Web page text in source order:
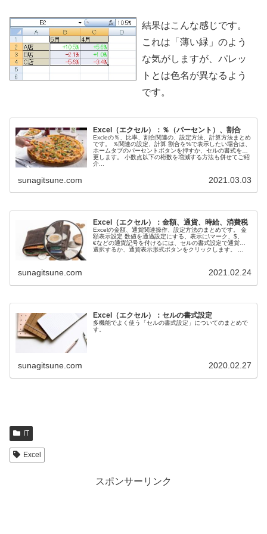
結果はこんな感じです。
これは「薄い緑」のよう
な気がしますが、パレッ
トとは色名が異なるよう
です。
Excel（エクセル）：％（パーセント）、割合
Excleの％、比率、割合関連の、設定方法、計算方法まとめ
です。 ％関連の設定、計算 割合を%で表示したい場合は、
ホームタブのパーセントボタンを押すか、セルの書式を変
更します。 小数点以下の桁数を増減する方法も併せてご紹
介...
sunagitsune.com 2021.03.03
Excel（エクセル）：金額、通貨、時給、消費税
Excelの金額、通貨関連操作、設定方法のまとめです。 金
額表示設定 数値を通過設定にする、表示に\マーク、$、
€などの通貨記号を付けるには、セルの書式設定で通貨を
選択するか、通貨表示形式ボタンをクリックします。 ...
sunagitsune.com 2021.02.24
Excel（エクセル）：セルの書式設定
多機能でよく使う「セルの書式設定」についてのまとめで
す。
sunagitsune.com 2020.02.27
IT
Excel
スポンサーリンク